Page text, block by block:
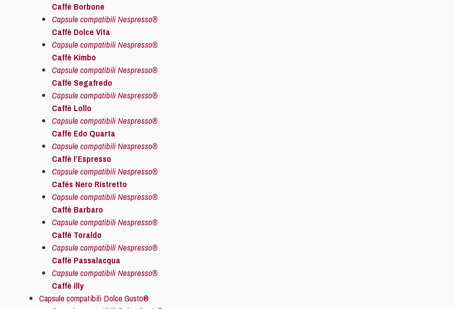
Caffè Borbone
Capsule compatibili Nespresso®
Caffè Dolce Vita
Capsule compatibili Nespresso®
Caffè Kimbo
Capsule compatibili Nespresso®
Caffè Segafredo
Capsule compatibili Nespresso®
Caffè Lollo
Capsule compatibili Nespresso®
Caffè Edo Quarta
Capsule compatibili Nespresso®
Caffè l’Espresso
Capsule compatibili Nespresso®
Cafés Nero Ristretto
Capsule compatibili Nespresso®
Caffè Barbaro
Capsule compatibili Nespresso®
Caffè Toraldo
Capsule compatibili Nespresso®
Caffè Passalacqua
Capsule compatibili Nespresso®
Caffè illy
Capsule compatibili Dolce Gusto®